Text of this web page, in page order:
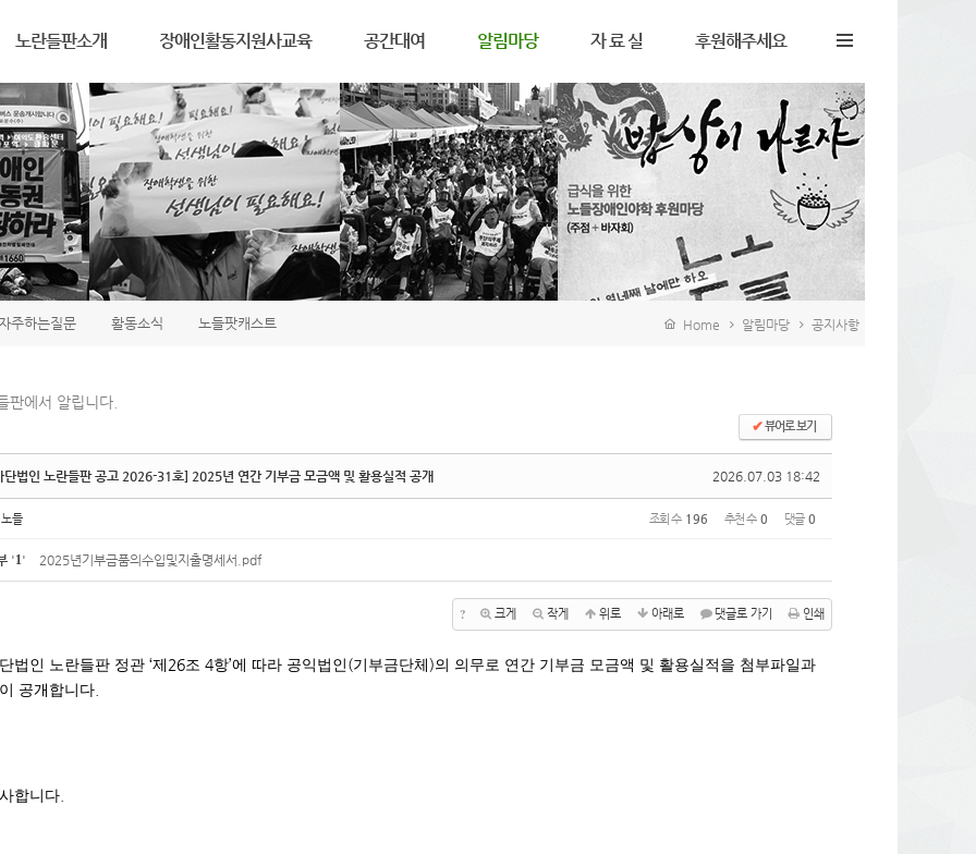
노란들판소개
노란들판소개
연 혁
인 사 말
하는일, 정관
노들바람
노들웹진
찾아오시는길
장애인활동지원사교육
장애인활동지원서비스
교육수강신청안내
교육수강신청하기
교육후기
공간대여
공간대여안내
3층공간대여신청
5층공간대여신청
알림마당
공지사항
자유게시판
포토갤러리
자주하는질문
활동소식
노들팟캐스트
자 료 실
정책자료
서식자료
노들웹진View
노들바람View
후원해주세요
후원안내
후원인게시판
후원하신분들
정기후원신청
주하는질문 활동소식 노들팟캐스트 Home 알림마당 공지사항
판에서 알립니다.
✔뷰어로 보기
2026.07.03 18:42
단법인 노란들판 공고 2026-31호] 2025년 연간 기부금 모금액 및 활용실적 공개
들 조회 수 196 추천 수 0 댓글 0
'1' 2025년기부금품의수입및지출명세서.pdf
? 크게 작게 위로 아래로 댓글로 가기 인쇄
법인 노란들판 정관 ‘제 26조 4항’에 따라 공익법인 (기부금단체 )의 의무로 연간 기부금 모금액 및 활용실적을 첨부파일과
공개합니다
합니다